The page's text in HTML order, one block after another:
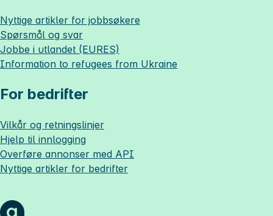
Nyttige artikler for jobbsøkere
Spørsmål og svar
Jobbe i utlandet (EURES)
Information to refugees from Ukraine
For bedrifter
Vilkår og retningslinjer
Hjelp til innlogging
Overføre annonser med API
Nyttige artikler for bedrifter